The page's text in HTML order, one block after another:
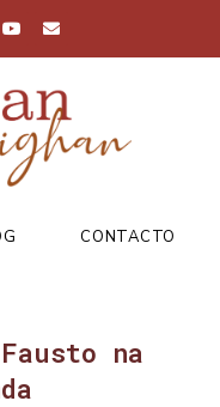
CONTACTO
na